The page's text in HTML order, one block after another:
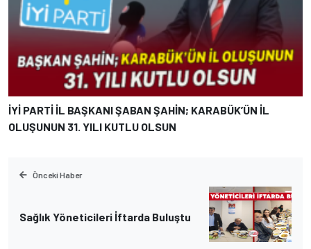
İYİ PARTİ İL BAŞKANI ŞABAN ŞAHİN; KARABÜK’ÜN İL
OLUŞUNUN 31. YILI KUTLU OLSUN
Önceki Haber
Sağlık Yöneticileri İftarda Buluştu